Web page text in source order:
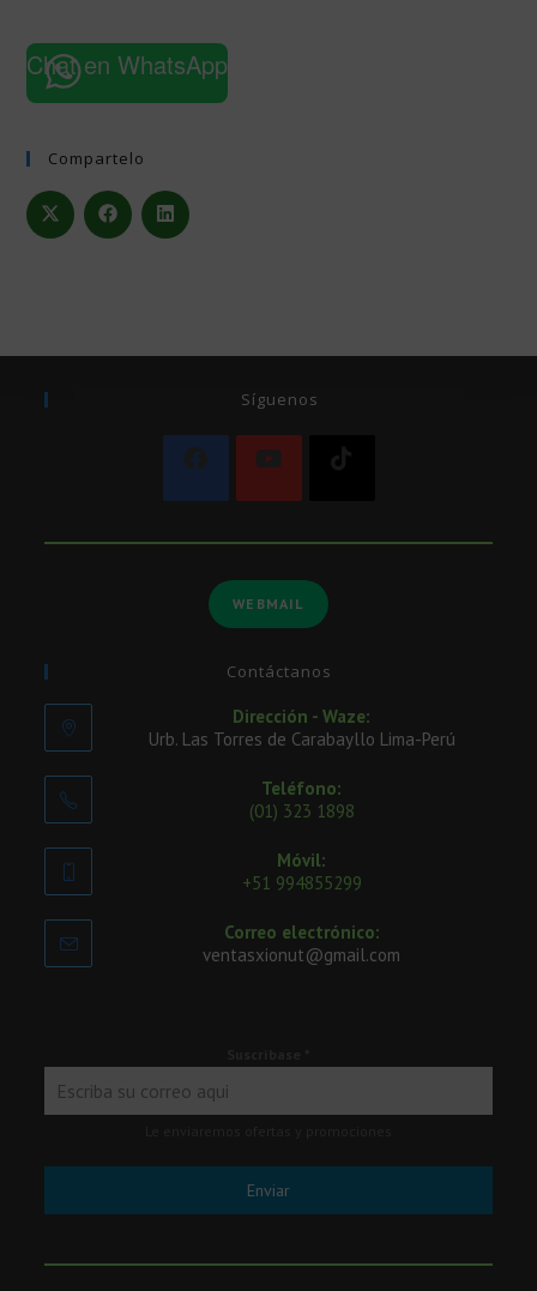
Chat en WhatsApp
Compartelo
Síguenos
WEBMAIL
Contáctanos
Dirección - Waze:
Urb. Las Torres de Carabayllo Lima-Perú
Teléfono:
(01) 323 1898
Móvil:
+51 994855299
Correo electrónico:
ventasxionut@gmail.com
Enviar